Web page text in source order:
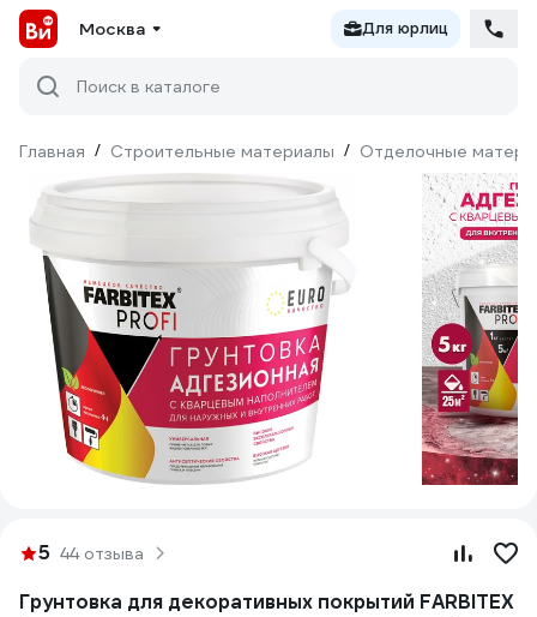
Москва Для юрлиц
Поиск в каталоге
Главная / Строительные материалы / Отделочные
5 44 отзыва
Грунтовка для декоративных покрытий FARBITEX